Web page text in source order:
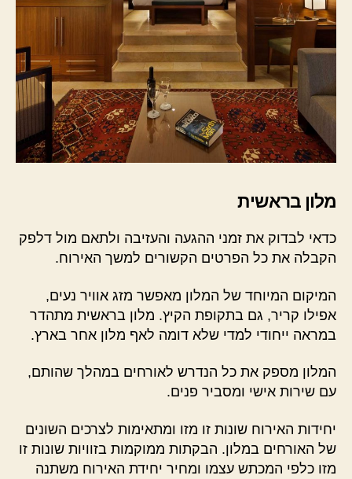
מלון בראשית
כדאי לבדוק את זמני ההגעה והעזיבה ולתאם מול דלפק
הקבלה את כל הפרטים הקשורים למשך האירוח.
המיקום המיוחד של המלון מאפשר מזג אוויר נעים,
אפילו קריר, גם בתקופת הקיץ. מלון בראשית מתהדר
במראה ייחודי למדי שלא דומה לאף מלון אחר בארץ.
המלון מספק את כל הנדרש לאורחים במהלך שהותם,
עם שירות אישי ומסביר פנים.
יחידות האירוח שונות זו מזו ומתאימות לצרכים השונים
של האורחים במלון. הבקתות ממוקמות בזוויות שונות זו
מזו כלפי המכתש עצמו ומחיר יחידת האירוח משתנה